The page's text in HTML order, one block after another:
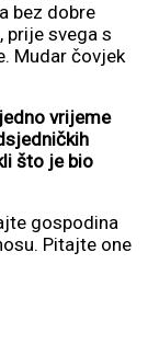
bez dobre
prije svega s
Mudar čovjek
vrijeme
što je bio
gospodina
Pitajte one